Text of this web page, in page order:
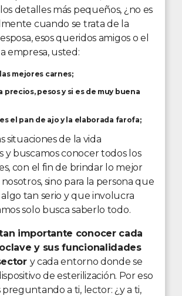
detalles más pequeños, ¿no es
cuando se trata de la
esos queridos amigos o el
empresa, usted:
mejores carnes;
precios, pesos y si es de muy buena
el pan de ajo y la elaborada farofa;
situaciones de la vida
y buscamos conocer todos los
con el fin de brindar lo mejor
sino para la persona que
algo tan serio y que involucra
solo busca saberlo todo.
importante conocer cada
y sus funcionalidades
y cada entorno donde se
de esterilización. Por eso
a ti, lector: ¿y a ti,